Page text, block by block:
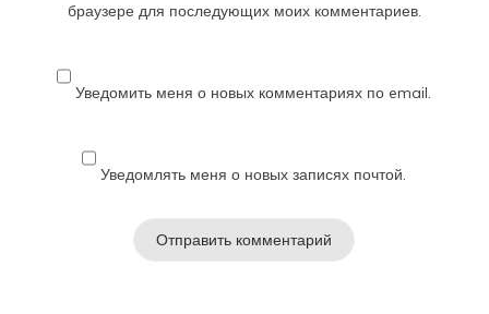
браузере для последующих моих комментариев.
Уведомить меня о новых комментариях по email.
Уведомлять меня о новых записях почтой.